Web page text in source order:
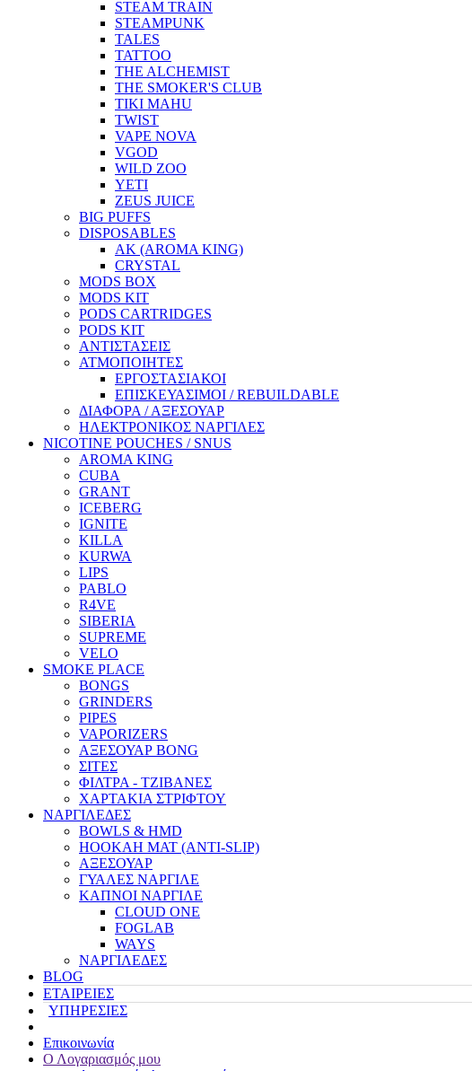
STEAM TRAIN
STEAMPUNK
TALES
TATTOO
THE ALCHEMIST
THE SMOKER'S CLUB
TIKI MAHU
TWIST
VAPE NOVA
VGOD
WILD ZOO
YETI
ZEUS JUICE
BIG PUFFS
DISPOSABLES
AK (AROMA KING)
CRYSTAL
MODS BOX
MODS KIT
PODS CARTRIDGES
PODS KIT
ΑΝΤΙΣΤΑΣΕΙΣ
ΑΤΜΟΠΟΙΗΤΕΣ
ΕΡΓΟΣΤΑΣΙΑΚΟΙ
ΕΠΙΣΚΕΥΑΣΙΜΟΙ / REBUILDABLE
ΔΙΑΦΟΡΑ / ΑΞΕΣΟΥΑΡ
ΗΛΕΚΤΡΟΝΙΚΟΣ ΝΑΡΓΙΛΕΣ
NICOTINE POUCHES / SNUS
AROMA KING
CUBA
GRANT
ICEBERG
IGNITE
KILLA
KURWA
LIPS
PABLO
R4VE
SIBERIA
SUPREME
VELO
SMOKE PLACE
BONGS
GRINDERS
PIPES
VAPORIZERS
ΑΞΕΣΟΥΑΡ BONG
ΣΙΤΕΣ
ΦΙΛΤΡΑ - ΤΖΙΒΑΝΕΣ
ΧΑΡΤΑΚΙΑ ΣΤΡΙΦΤΟΥ
ΝΑΡΓΙΛΕΔΕΣ
BOWLS & HMD
HOOKAH MAT (ANTI-SLIP)
ΑΞΕΣΟΥΑΡ
ΓΥΑΛΕΣ ΝΑΡΓΙΛΕ
ΚΑΠΝΟΙ ΝΑΡΓΙΛΕ
CLOUD ONE
FOGLAB
WAYS
ΝΑΡΓΙΛΕΔΕΣ
BLOG
ΕΤΑΙΡΕΙΕΣ
ΥΠΗΡΕΣΙΕΣ
Επικοινωνία
Ο Λογαριασμός μου